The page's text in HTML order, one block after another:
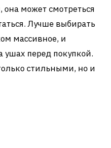
может смотреться
Лучше выбирать
массивное, и
ушах перед покупкой.
стильными, но и